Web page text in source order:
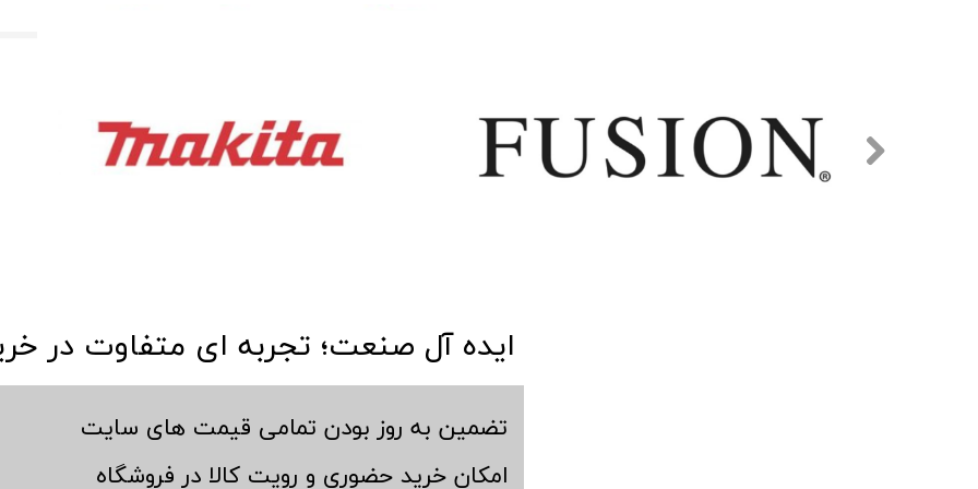
​تضمین به روز بودن تمامی قیمت های سایت
​امکان خرید حضوری و رویت کالا در فروشگاه
​​​ایده آل صنعت؛ تجربه ای متفاوت در